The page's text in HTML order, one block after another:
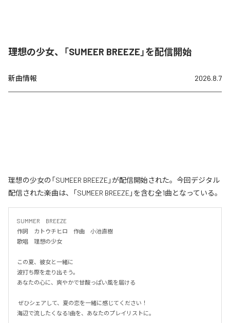
理想の少女、「SUMEER BREEZE」を配信開始
新曲情報 2026.8.7
理想の少女の「SUMEER BREEZE」が配信開始された。今回デジタル
配信された楽曲は、「SUMEER BREEZE」を含む全1曲となっている。
SUMMER　BREEZE
作詞　カトウチヒロ　作曲　小池直樹
歌唱　理想の少女
この夏、彼女と一緒に
波打ち際を走り出そう。
あなたの心に、爽やかで甘酸っぱい風を届ける
海辺で流したくなる1曲を、あなたのプレイリストに。